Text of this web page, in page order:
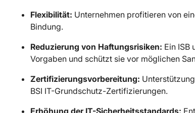
Flexibilität: Unternehmen profitieren von
Bindung.
Reduzierung von Haftungsrisiken: Ein ISB
Vorgaben und schützt sie vor möglichen
Zertifizierungsvorbereitung:
BSI IT-Grundschutz-Zertifizierungen.
Erhöhung der IT-Sicherheitsstandards: